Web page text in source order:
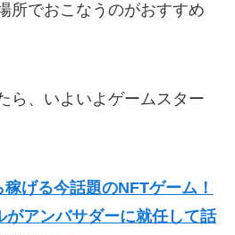
所でおこなうのがおすすめ
ら、いよいよゲームスター
げる今話題のNFTゲーム！
がアンバサダーに就任して話